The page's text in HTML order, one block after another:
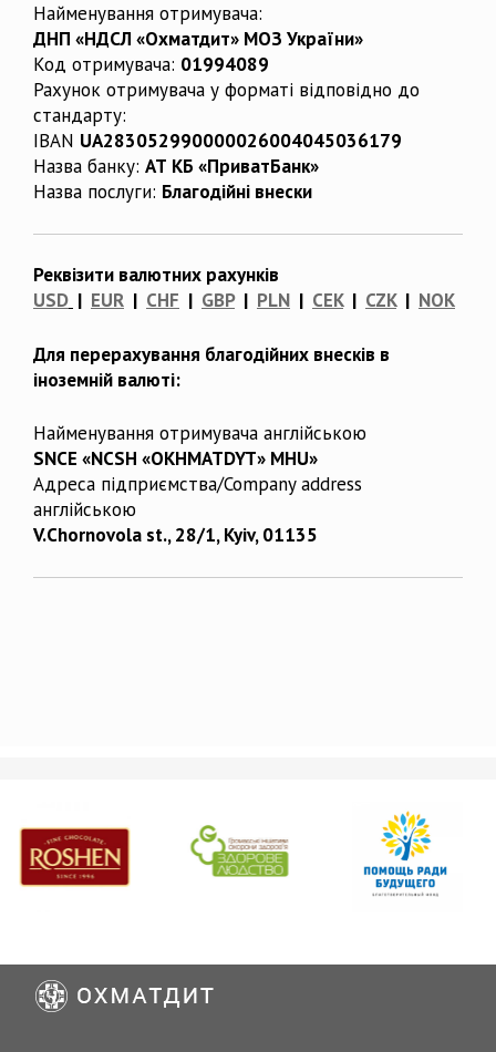
Найменування отримувача:
ДНП «НДСЛ «Охматдит» МОЗ України»
Код отримувача: 01994089
Рахунок отримувача у форматі відповідно до
стандарту:
IBAN UA283052990000026004045036179
Назва банку: АТ КБ «ПриватБанк»
Назва послуги: Благодійні внески
Реквізити валютних рахунків
USD | EUR | CHF | GBP| PLN | CEK| CZK| NOK
Для перерахування благодійних внесків в
іноземній валюті:
Найменування отримувача англійською
SNCE «NCSH «OKHMATDYT» MHU»
Адреса підприємства/Company address
англійською
V.Chornovola st., 28/1, Kyiv, 01135